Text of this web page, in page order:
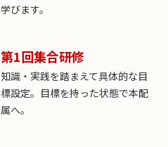
学びます。
第1回集合研修
知識・実践を踏まえて具体的な目
標設定。目標を持った状態で本配
属へ。